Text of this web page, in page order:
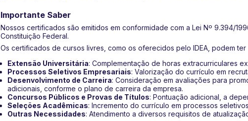
Importante Saber
Nossos certificados são emitidos em conformidade com a Lei Nº 9.394/
Constituição Federal.
Os certificados de cursos livres, como os oferecidos pelo IDEA, podem
Extensão Universitária: Complementação de horas extracurriculares
Processos Seletivos Empresariais: Valorização do currículo em
Desenvolvimento de Carreira: Consideração em avaliações para
adicionais, conforme o plano de carreira da empresa.
Concursos Públicos e Provas de Títulos: Pontuação adicional, a
Seleções Acadêmicas: Incremento do currículo em processos
Outras Necessidades: Atendimento a diversos requisitos de